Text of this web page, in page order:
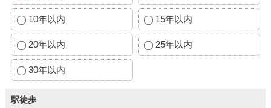
10年以内 15年以内
20年以内 25年以内
30年以内
駅徒歩